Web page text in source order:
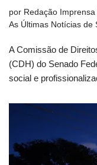
por Redação Imprensa
As Últimas Notícias de
A Comissão de
(CDH) do Senado
social e